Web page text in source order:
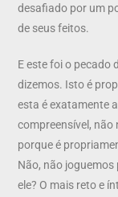
desafiado por um
de seus feitos.
E este foi o pecado
dizemos. Isto é
esta é exatamente
compreensível, não
porque é
Não, não joguemos
ele? O mais reto e